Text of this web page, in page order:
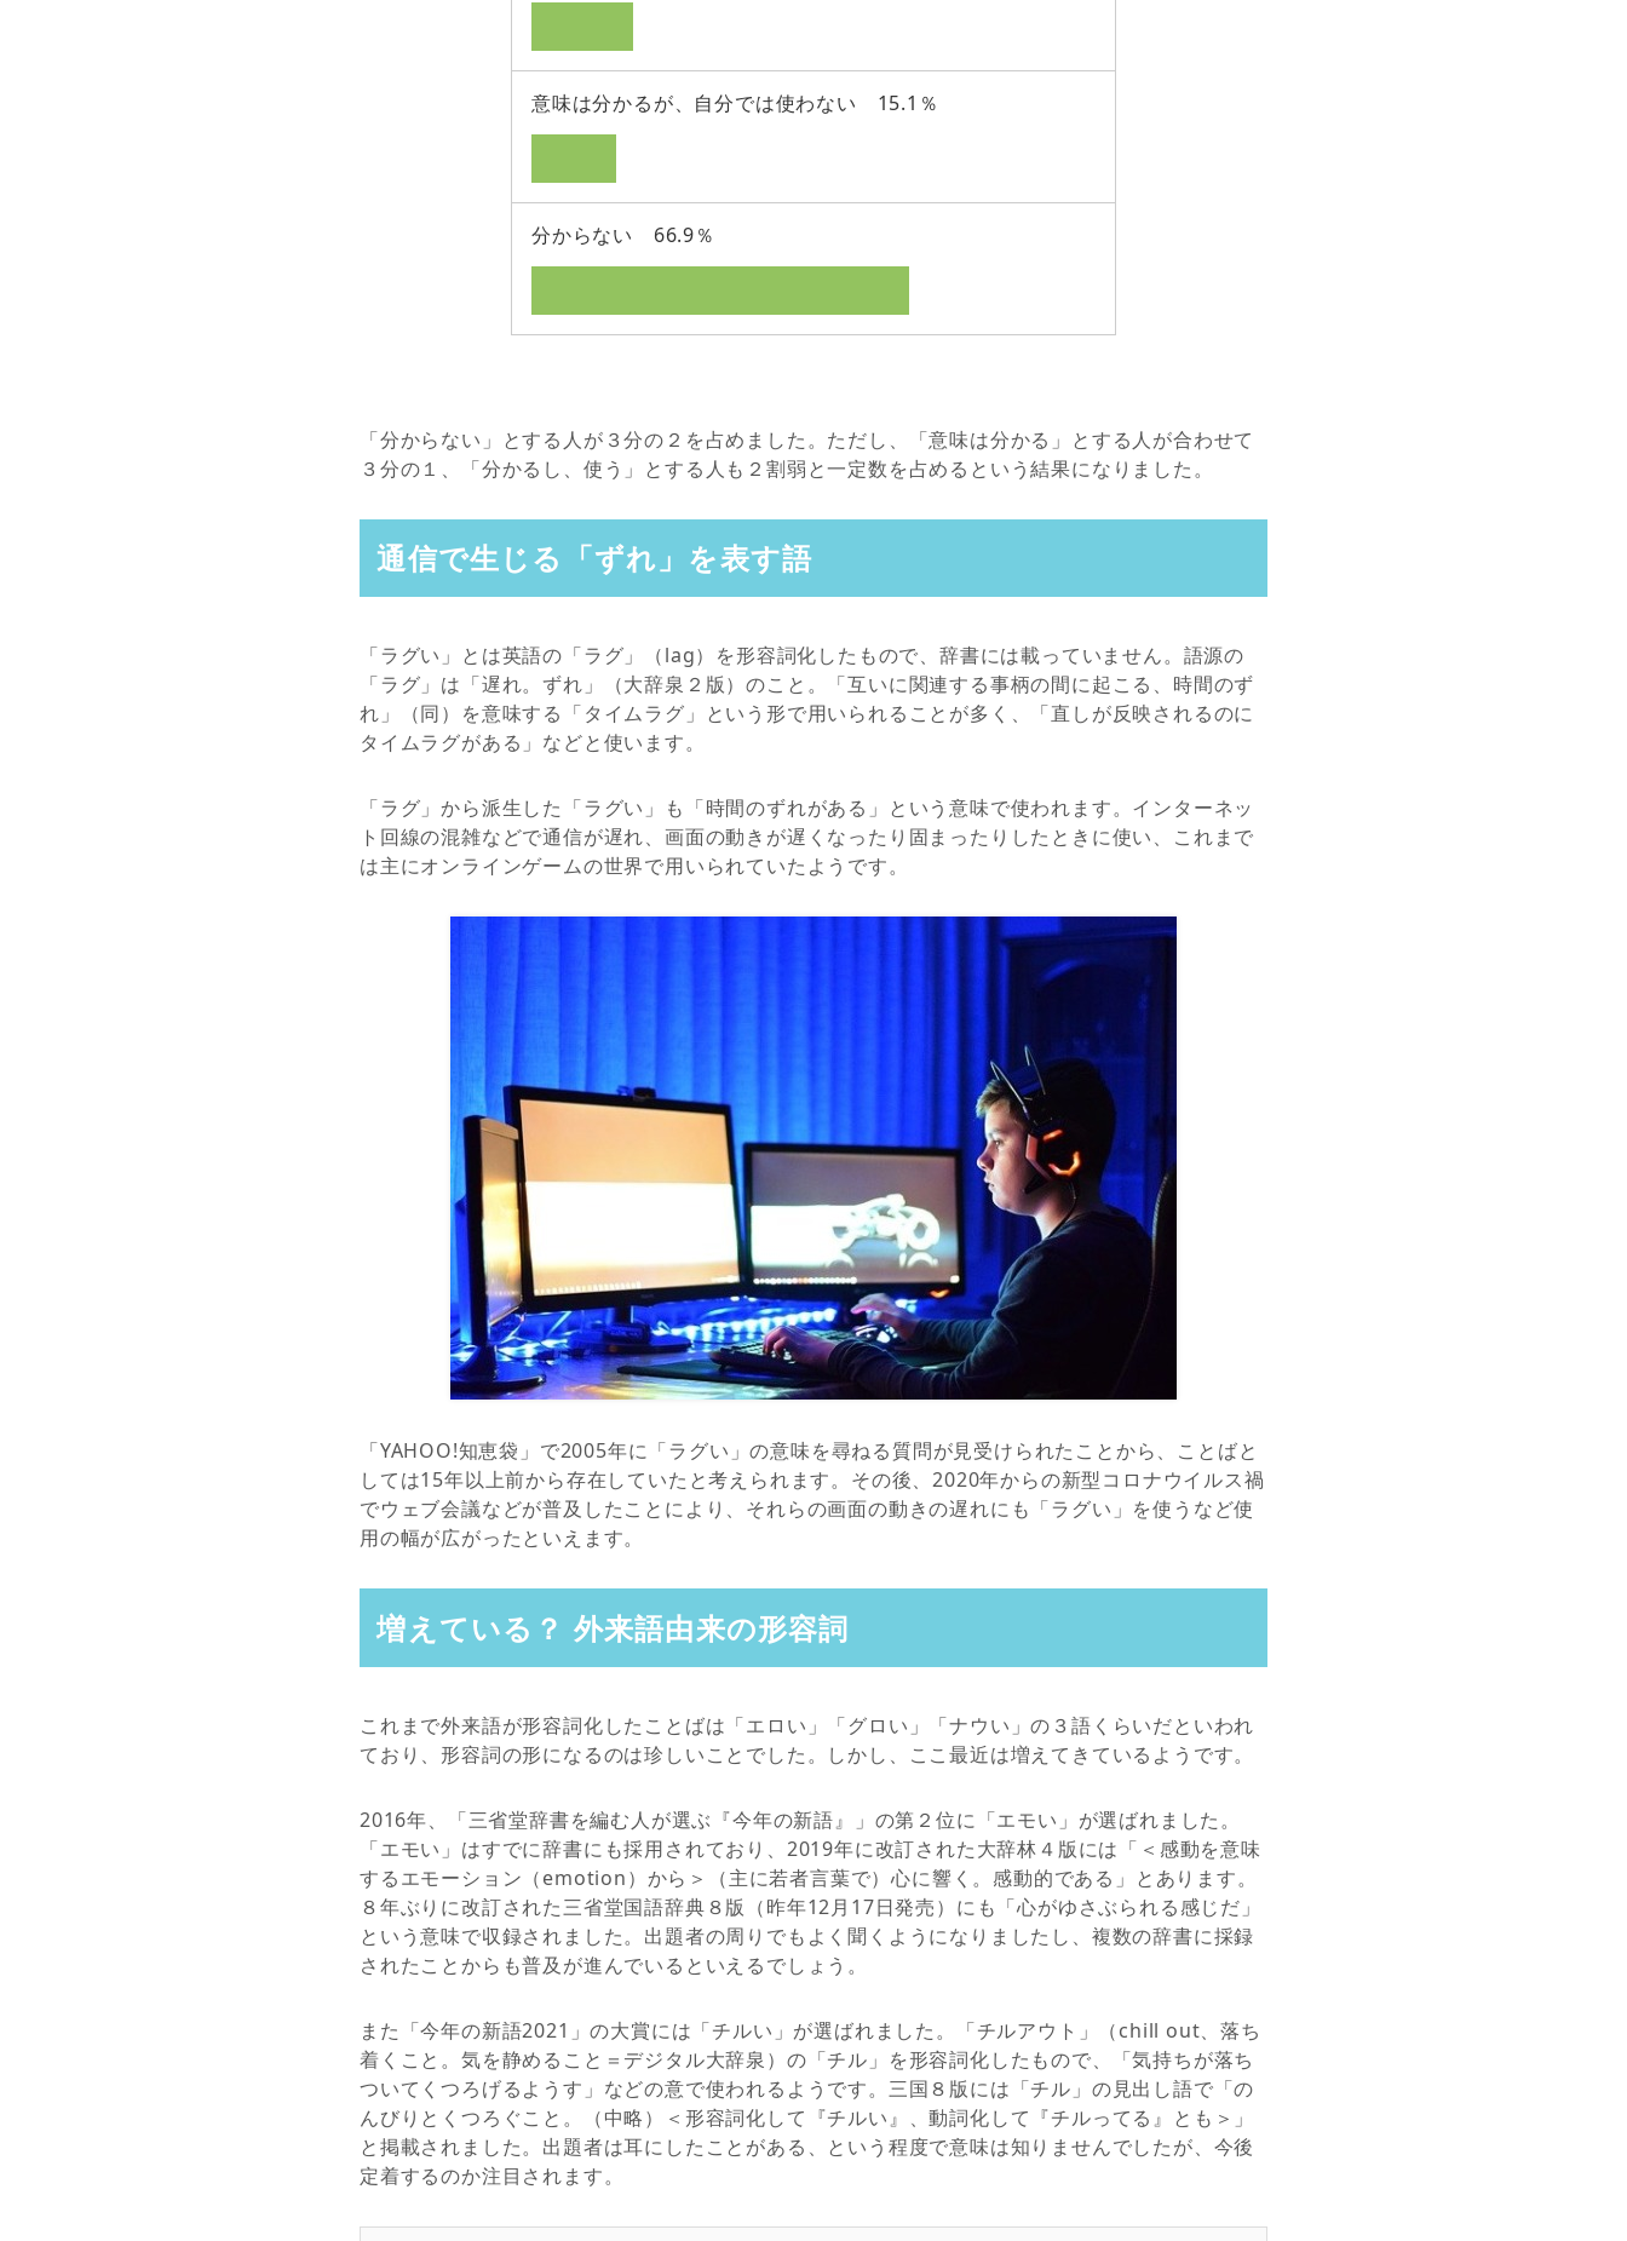
意味は分かるが、自分では使わない 15.1％
分からない 66.9％
「分からない」とする人が３分の２を占めました。ただし、「意味は分かる」とする人が合わせて
３分の１、「分かるし、使う」とする人も２割弱と一定数を占めるという結果になりました。
通信で生じる「ずれ」を表す語
「ラグい」とは英語の「ラグ」（lag）を形容詞化したもので、辞書には載っていません。語源の
「ラグ」は「遅れ。ずれ」（大辞泉２版）のこと。「互いに関連する事柄の間に起こる、時間のず
れ」（同）を意味する「タイムラグ」という形で用いられることが多く、「直しが反映されるのに
タイムラグがある」などと使います。
「ラグ」から派生した「ラグい」も「時間のずれがある」という意味で使われます。インターネッ
ト回線の混雑などで通信が遅れ、画面の動きが遅くなったり固まったりしたときに使い、これまで
は主にオンラインゲームの世界で用いられていたようです。
「YAHOO!知恵袋」で2005年に「ラグい」の意味を尋ねる質問が見受けられたことから、ことばと
しては15年以上前から存在していたと考えられます。その後、2020年からの新型コロナウイルス禍
でウェブ会議などが普及したことにより、それらの画面の動きの遅れにも「ラグい」を使うなど使
用の幅が広がったといえます。
増えている？ 外来語由来の形容詞
これまで外来語が形容詞化したことばは「エロい」「グロい」「ナウい」の３語くらいだといわれ
ており、形容詞の形になるのは珍しいことでした。しかし、ここ最近は増えてきているようです。
2016年、「三省堂辞書を編む人が選ぶ『今年の新語』」の第２位に「エモい」が選ばれました。
「エモい」はすでに辞書にも採用されており、2019年に改訂された大辞林４版には「＜感動を意味
するエモーション（emotion）から＞（主に若者言葉で）心に響く。感動的である」とあります。
８年ぶりに改訂された三省堂国語辞典８版（昨年12月17日発売）にも「心がゆさぶられる感じだ」
という意味で収録されました。出題者の周りでもよく聞くようになりましたし、複数の辞書に採録
されたことからも普及が進んでいるといえるでしょう。
また「今年の新語2021」の大賞には「チルい」が選ばれました。「チルアウト」（chill out、落ち
着くこと。気を静めること＝デジタル大辞泉）の「チル」を形容詞化したもので、「気持ちが落ち
ついてくつろげるようす」などの意で使われるようです。三国８版には「チル」の見出し語で「の
んびりとくつろぐこと。（中略）＜形容詞化して『チルい』、動詞化して『チルってる』とも＞」
と掲載されました。出題者は耳にしたことがある、という程度で意味は知りませんでしたが、今後
定着するのか注目されます。